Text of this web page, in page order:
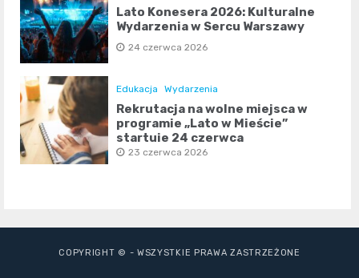
Lato Konesera 2026: Kulturalne
Wydarzenia w Sercu Warszawy
24 czerwca 2026
Edukacja Wydarzenia
Rekrutacja na wolne miejsca w
programie „Lato w Mieście”
startuje 24 czerwca
23 czerwca 2026
COPYRIGHT © - WSZYSTKIE PRAWA ZASTRZEŻONE